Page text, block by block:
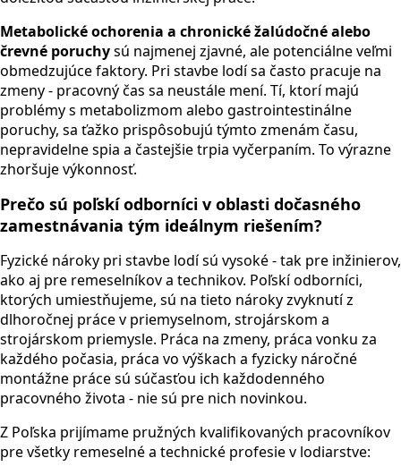
Metabolické ochorenia a chronické žalúdočné alebo
črevné poruchysú najmenej zjavné, ale potenciálne veľmi
obmedzujúce faktory. Pri stavbe lodí sa často pracuje na
zmeny - pracovný čas sa neustále mení. Tí, ktorí majú
problémy s metabolizmom alebo gastrointestinálne
poruchy, sa ťažko prispôsobujú týmto zmenám času,
nepravidelne spia a častejšie trpia vyčerpaním. To výrazne
zhoršuje výkonnosť.
Prečo sú poľskí odborníci v oblasti dočasného
zamestnávania tým ideálnym riešením?
Fyzické nároky pri stavbe lodí sú vysoké - tak pre inžinierov,
ako aj pre remeselníkov a technikov. Poľskí odborníci,
ktorých umiestňujeme, sú na tieto nároky zvyknutí z
dlhoročnej práce v priemyselnom, strojárskom a
strojárskom priemysle. Práca na zmeny, práca vonku za
každého počasia, práca vo výškach a fyzicky náročné
montážne práce sú súčasťou ich každodenného
pracovného života - nie sú pre nich novinkou.
Z Poľska prijímame pružných kvalifikovaných pracovníkov
pre všetky remeselné a technické profesie v lodiarstve: